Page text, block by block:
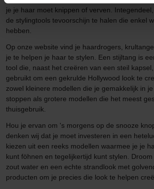
je je haar moet knippen of verven.
de stylingtools tevoorschijn te halen die enkel
hebben.
Op onze website vind je haardrogers,
je te helpen je haar te stylen. Een stijltang is
tool die, naast het creëren van een steil
gebruikt om een gekrulde Hollywood look te
zowel kleinere modellen die je gemakkelijk in
stoppen als grotere modellen die het meest
thuisgebruik.
Hou je ervan om 's morgens op de snooze
denken wij dat je moet investeren in een
kiezen uit een reeks modellen waarmee je je
kunt föhnen en tegelijkertijd kunt stylen.
zout water en een echte strandlook met
producten om je precies die look te helpen